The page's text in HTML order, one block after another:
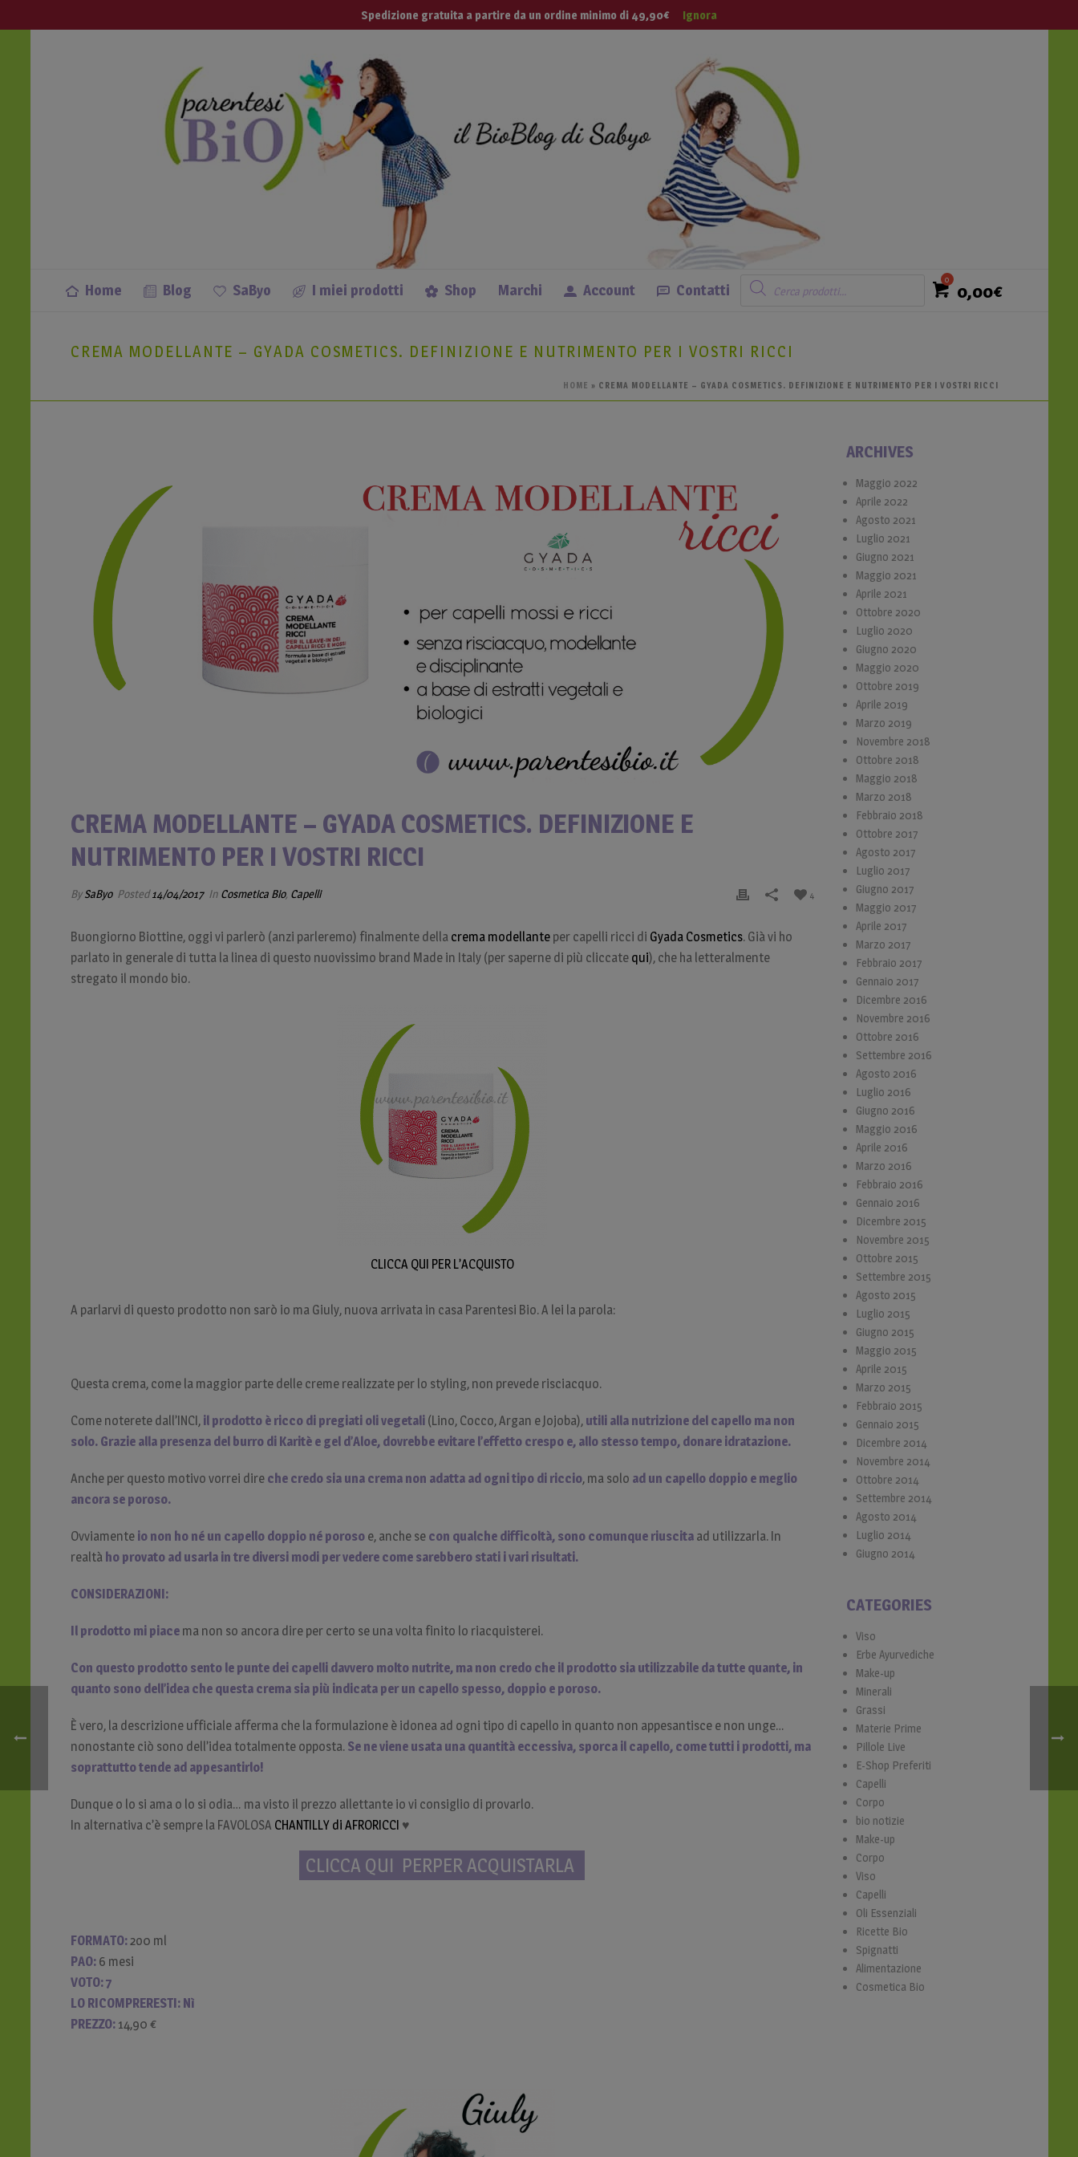
Apri anche tu una Parentesi Bio nella Tua Vita Lingue
Home Blog SaByo I miei prodotti Shop Marchi Account Contatti
prodotti
0,00€
CREMA MODELLANTE – GYADA COSMETICS. DEFINIZIONE E NUTRIMENTO PER I VOSTRI RICCI
HOME » CREMA MODELLANTE – GYADA COSMETICS. DEFINIZIONE E NUTRIMENTO PER I VOSTRI RICCI
CREMA MODELLANTE – GYADA COSMETICS. DEFINIZIONE E
NUTRIMENTO PER I VOSTRI RICCI
BySaByo Posted14/04/2017 In Cosmetica Bio, Capelli 4
Buongiorno Biottine, oggi vi parlerò (anzi parleremo) finalmente della crema modellante per capelli ricci di Gyada Cosmetics. Già vi ho
parlato in generale di tutta la linea di questo nuovissimo brand Made in Italy (per saperne di più cliccate qui), che ha letteralmente
stregato il mondo bio.
CLICCA QUI PER L’ACQUISTO
A parlarvi di questo prodotto non sarò io ma Giuly, nuova arrivata in casa Parentesi Bio. A lei la parola:
Questa crema, come la maggior parte delle creme realizzate per lo styling, non prevede risciacquo.
Come noterete dall’INCI, il prodotto è ricco di pregiati oli vegetali (Lino, Cocco, Argan e Jojoba), utili alla nutrizione del capello ma non
solo. Grazie alla presenza del burro di Karitè e gel d’Aloe, dovrebbe evitare l’effetto crespo e, allo stesso tempo, donare idratazione.
Anche per questo motivo vorrei dire che credo sia una crema non adatta ad ogni tipo di riccio, ma solo ad un capello doppio e meglio
ancora se poroso.
Ovviamente io non ho né un capello doppio né poroso e, anche se con qualche difficoltà, sono comunque riuscita ad utilizzarla. In
realtà ho provato ad usarla in tre diversi modi per vedere come sarebbero stati i vari risultati.
CONSIDERAZIONI:
Il prodotto mi piacema non so ancora dire per certo se una volta finito lo riacquisterei.
Con questo prodotto sento le punte dei capelli davvero molto nutrite, ma non credo che il prodotto sia utilizzabile da tutte quante, in
quanto sono dell’idea che questa crema sia più indicata per un capello spesso, doppio e poroso.
È vero, la descrizione ufficiale afferma che la formulazione è idonea ad ogni tipo di capello in quanto non appesantisce e non unge…
nonostante ciò sono dell’idea totalmente opposta. Se ne viene usata una quantità eccessiva, sporca il capello, come tutti i prodotti, ma
soprattutto tende ad appesantirlo!
Dunque o lo si ama o lo si odia… ma visto il prezzo allettante io vi consiglio di provarlo.
In alternativa c’è sempre la FAVOLOSA CHANTILLY di AFRORICCI ♥
CLICCA QUI PERPER ACQUISTARLA
FORMATO:2o0 ml
PAO: 6 mesi
VOTO: 7
LO RICOMPRERESTI: Nì
PREZZO: 14,90 €
ARCHIVES
Maggio 2022
Aprile 2022
Agosto 2021
Luglio 2021
Giugno 2021
Maggio 2021
Aprile 2021
Ottobre 2020
Luglio 2020
Giugno 2020
Maggio 2020
Ottobre 2019
Aprile 2019
Marzo 2019
Novembre 2018
Ottobre 2018
Maggio 2018
Marzo 2018
Febbraio 2018
Ottobre 2017
Agosto 2017
Luglio 2017
Giugno 2017
Maggio 2017
Aprile 2017
Marzo 2017
Febbraio 2017
Gennaio 2017
Dicembre 2016
Novembre 2016
Ottobre 2016
Settembre 2016
Agosto 2016
Luglio 2016
Giugno 2016
Maggio 2016
Aprile 2016
Marzo 2016
Febbraio 2016
Gennaio 2016
Dicembre 2015
Novembre 2015
Ottobre 2015
Settembre 2015
Agosto 2015
Luglio 2015
Giugno 2015
Maggio 2015
Aprile 2015
Marzo 2015
Febbraio 2015
Gennaio 2015
Dicembre 2014
Novembre 2014
Ottobre 2014
Settembre 2014
Agosto 2014
Luglio 2014
Giugno 2014
CATEGORIES
Viso
Erbe Ayurvediche
Make-up
Minerali
Grassi
Materie Prime
Pillole Live
E-Shop Preferiti
Capelli
Corpo
bio notizie
Make-up
Corpo
Viso
Capelli
Oli Essenziali
Ricette Bio
Spignatti
Alimentazione
Cosmetica Bio
Spedizione gratuita a partire da un ordine minimo di 49,90€ Ignora
modal-check